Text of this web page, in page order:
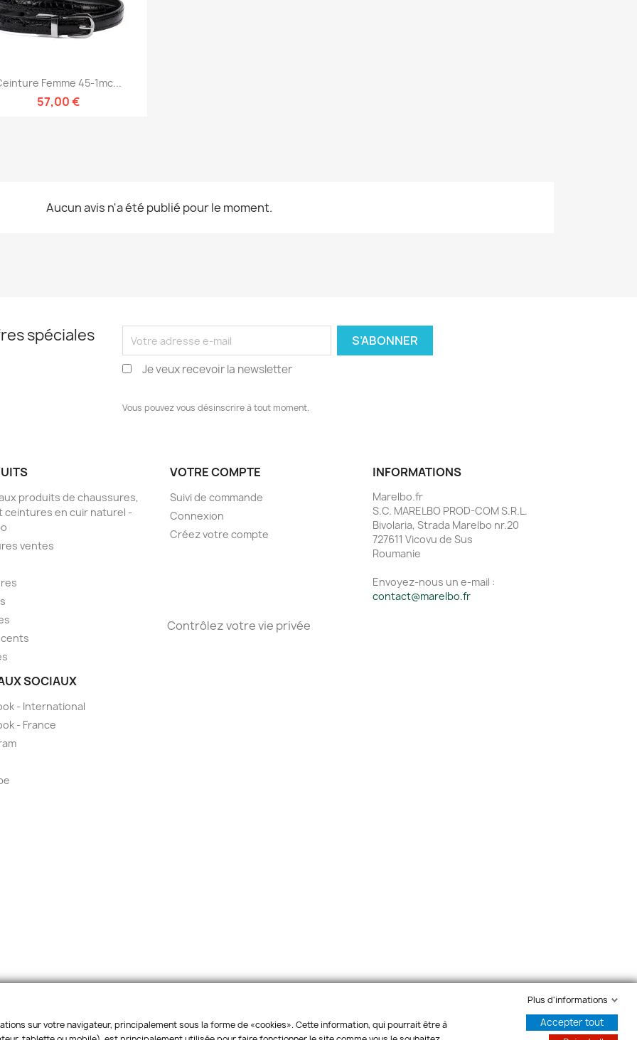
Aperçu rapide
Femme 45-1mc...
57,00 €
Aucun avis n'a été publié pour le moment.
spéciales
Je veux recevoir la newsletter
Vous pouvez vous désinscrire à tout moment.
produits de chaussures,
ceintures en cuir naturel -
ventes
SOCIAUX
- International
- France
VOTRE COMPTE
Suivi de commande
Connexion
Créez votre compte
INFORMATIONS
Marelbo.fr
S.C. MARELBO PROD-COM S.R.L.
Bivolaria, Strada Marelbo nr.20
727611 Vicovu de Sus
Roumanie
Envoyez-nous un e-mail :
contact@marelbo.fr
Contrôlez votre vie privée
sur votre navigateur, principalement sous la forme de «cookies». Cette information, qui pourrait être à
Plus d'informations
Accepter tout